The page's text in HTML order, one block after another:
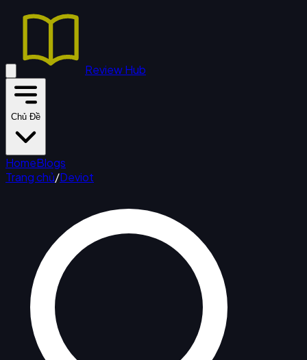
Review Hub
Chủ Đề
HomeBlogs
Trang chủ/Deviot